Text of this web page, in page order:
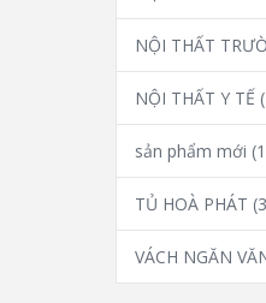
NỘI THẤT
NỘI THẤT Y TẾ
sản phẩm mới
TỦ HOÀ PHÁT
VÁCH NGĂN